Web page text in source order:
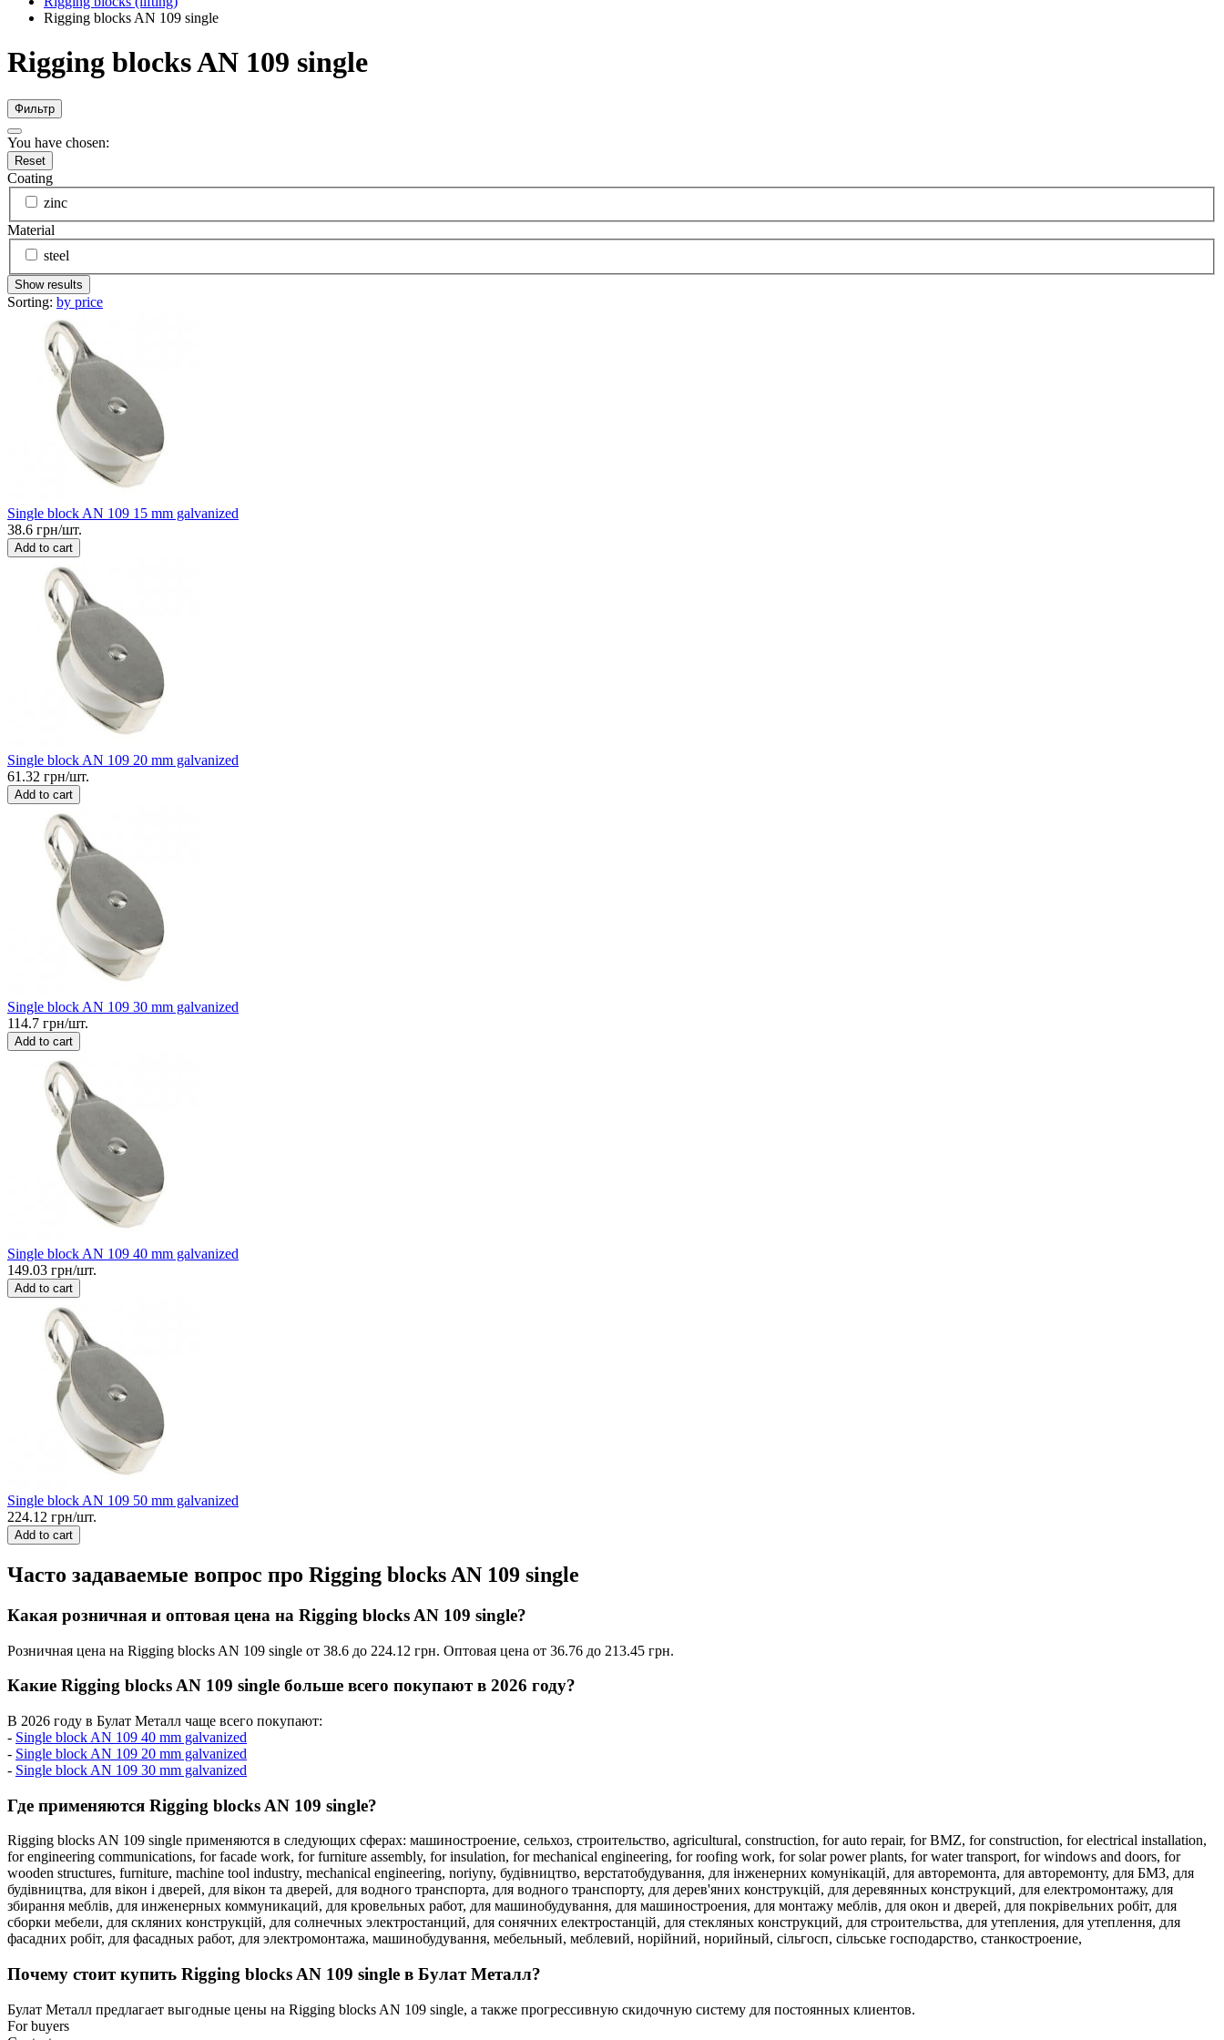
Rigging blocks AN 109 single
Rigging blocks AN 109 single
Фильтр
You have chosen:
Reset
Coating
zinc
Material
steel
Show results
Sorting: by price
Single block AN 109 15 mm galvanized
38.6 грн/шт.
Add to cart
Single block AN 109 20 mm galvanized
61.32 грн/шт.
Add to cart
Single block AN 109 30 mm galvanized
114.7 грн/шт.
Add to cart
Single block AN 109 40 mm galvanized
149.03 грн/шт.
Add to cart
Single block AN 109 50 mm galvanized
224.12 грн/шт.
Add to cart
Часто задаваемые вопрос про Rigging blocks AN 109 single
Какая розничная и оптовая цена на Rigging blocks AN 109 single?
Розничная цена на Rigging blocks AN 109 single от 38.6 до 224.12 грн. Оптовая цена от 36.76 до 213.45 грн.
Какие Rigging blocks AN 109 single больше всего покупают в 2026 году?
В 2026 году в Булат Металл чаще всего покупают:
- Single block AN 109 40 mm galvanized
- Single block AN 109 20 mm galvanized
- Single block AN 109 30 mm galvanized
Где применяются Rigging blocks AN 109 single?
Rigging blocks AN 109 single применяются в следующих сферах: машиностроение, сельхоз, строительство, agricultural, construction, for auto repair, for BMZ, for construction, for electrical installation,
for engineering communications, for facade work, for furniture assembly, for insulation, for mechanical engineering, for roofing work, for solar power plants, for water transport, for windows and doors, for
wooden structures, furniture, machine tool industry, mechanical engineering, noriyny, будівництво, верстатобудування, для інженерних комунікацій, для авторемонта, для авторемонту, для БМЗ, для
будівництва, для вікон і дверей, для вікон та дверей, для водного транспорта, для водного транспорту, для дерев'яних конструкцій, для деревянных конструкций, для електромонтажу, для
збирання меблів, для инженерных коммуникаций, для кровельных работ, для машинобудування, для машиностроения, для монтажу меблів, для окон и дверей, для покрівельних робіт, для
сборки мебели, для скляних конструкцій, для солнечных электростанций, для сонячних електростанцій, для стекляных конструкций, для строительства, для утепления, для утеплення, для
фасадних робіт, для фасадных работ, для электромонтажа, машинобудування, мебельный, меблевий, норійний, норийный, сільгосп, сільське господарство, станкостроение,
Почему стоит купить Rigging blocks AN 109 single в Булат Металл?
Булат Металл предлагает выгодные цены на Rigging blocks AN 109 single, а также прогрессивную скидочную систему для постоянных клиентов.
For buyers